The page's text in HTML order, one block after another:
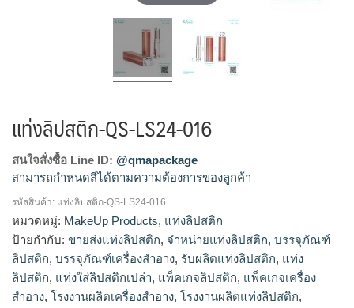
แท่งลิปสติก-QS-LS24-016
สนใจสั่งซื้อ Line ID: @qmapackage
สามารถกำหนดสีได้ตามความต้องการของลูกค้า
โรงงานผลิตแท่งลิปสติก,จำหน่ายแท่งลิปสติก,รับผลิตแท่ง
ลิปสติก,ขายส่งแท่งลิปสติก
รหัสสินค้า: แท่งลิปสติก-QS-LS24-016
หมวดหมู่: MakeUp Products, แท่งลิปสติก
ป้ายกำกับ: ขายส่งแท่งลิปสติก, จำหน่ายแท่งลิปสติก, บรรจุภัณฑ์
ลิปสติก, บรรจุภัณฑ์เครื่องสำอาง, รับผลิตแท่งลิปสติก, แท่ง
ลิปสติก, แท่งใส่ลิปสติกเปล่า, แพ็คเกจลิปสติก, แพ็คเกจเครื่อง
สำอาง, โรงงานผลิตเครื่องสำอาง, โรงงานผลิตแท่งลิปสติก,